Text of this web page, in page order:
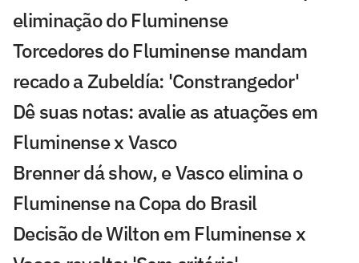
eliminação do Fluminense
Torcedores do Fluminense mandam
recado a Zubeldía: 'Constrangedor'
Dê suas notas: avalie as atuações em
Fluminense x Vasco
Brenner dá show, e Vasco elimina o
Fluminense na Copa do Brasil
Decisão de Wilton em Fluminense x